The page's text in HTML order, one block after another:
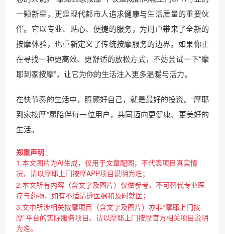
一颗新星，更是现代都市人追求健康与生活质量的重要伙
伴。它以专业、贴心、便捷的服务，为用户带来了全新的
按摩体验，也重新定义了传统按摩服务的边界。如果你正
在寻找一种更高效、更舒适的放松方式，不妨尝试一下“摩
耶到家按摩”，让它为你的生活注入更多温暖与活力。
在快节奏的生活中，照顾好自己，就是最好的投资。“摩耶
到家按摩”愿陪伴每一位用户，共同迈向更健康、更美好的
生活。
郑重声明：
1.本文图片为AI生成，仅用于文章配图，不代表项目真实情
况，请以摩耶上门按摩APP项目说明为准；
2.本文所有内容（含文字及图片）仅做参考，不可替代专业医
疗与药物，如有不适请遵医嘱和及时就医；
3.文中所涉相关按摩项目（含文字及图片）亦非“摩耶上门按
摩”平台的实际服务项目。请以摩耶上门按摩官方相关项目说明
为准。